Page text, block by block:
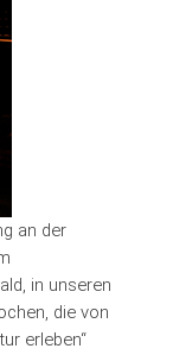
an der
in unseren
die von
erleben“